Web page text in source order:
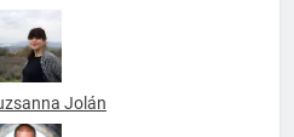
Hart
Jolán